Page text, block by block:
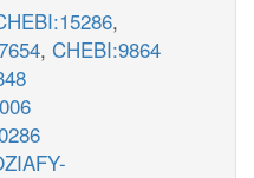
,
, CHEBI:9864